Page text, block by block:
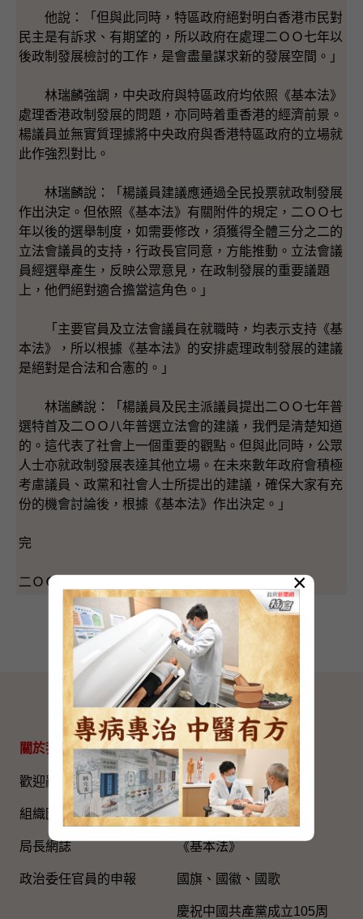
他說：「但與此同時，特區政府絕對明白香港市民對
民主是有訴求、有期望的，所以政府在處理二ＯＯ七年以
後政制發展檢討的工作，是會盡量謀求新的發展空間。」
林瑞麟強調，中央政府與特區政府均依照《基本法》
處理香港政制發展的問題，亦同時着重香港的經濟前景。
楊議員並無實質理據將中央政府與香港特區政府的立場就
此作強烈對比。
林瑞麟說：「楊議員建議應通過全民投票就政制發展
作出決定。但依照《基本法》有關附件的規定，二ＯＯ七
年以後的選舉制度，如需要修改，須獲得全體三分之二的
立法會議員的支持，行政長官同意，方能推動。立法會議
員經選舉產生，反映公眾意見，在政制發展的重要議題
上，他們絕對適合擔當這角色。」
「主要官員及立法會議員在就職時，均表示支持《基
本法》，所以根據《基本法》的安排處理政制發展的建議
是絕對是合法和合憲的。」
林瑞麟說：「楊議員及民主派議員提出二ＯＯ七年普
選特首及二ＯＯ八年普選立法會的建議，我們是清楚知道
的。這代表了社會上一個重要的觀點。但與此同時，公眾
人士亦就政制發展表達其他立場。在未來數年政府會積極
考慮議員、政黨和社會人士所提出的建議，確保大家有充
份的機會討論後，根據《基本法》作出決定。」
完
二ＯＯ三年十月十九日（星期日）
網站地圖
關於我們
歡迎辭
組織圖​
局長網誌
政治委任官員的申報
專題資料
國家五年規劃
國家憲法日
《基本法》
國旗、國徽、國歌
慶祝中國共產黨成立105周
×